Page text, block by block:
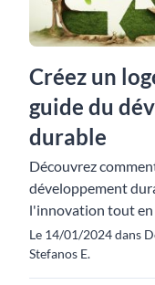
Créez un
guide du
durable
Découvrez
développement
l'innovation tout en
Le 14/01/2024 dans
Stefanos E.